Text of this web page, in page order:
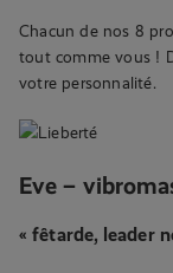
Chacun de nos 8
tout comme vous !
votre personnalité.
Eve –
« fêtarde, leader